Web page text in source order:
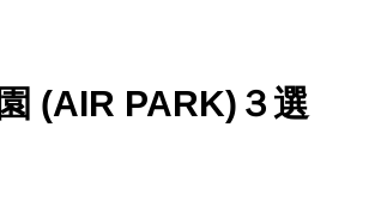
を連れて帰る
ジア
武漢から日本へペットを連
(AIR PARK)３選